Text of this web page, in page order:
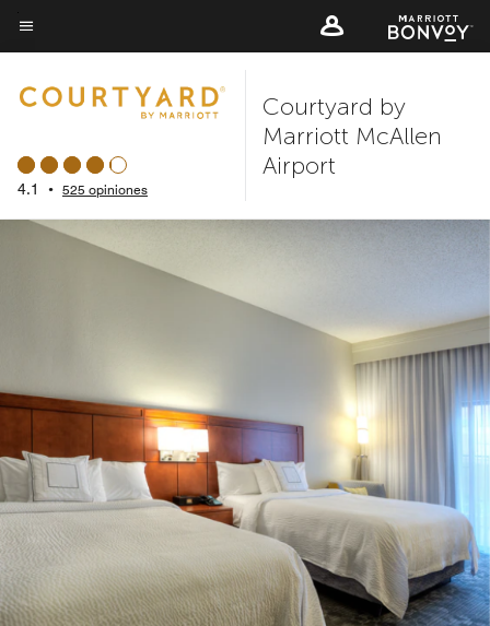
Skip
to
content
Texto del menú
4.1 • 525 opiniones
Courtyard by
Marriott McAllen
Airport